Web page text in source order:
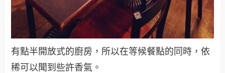
有點半開放式的廚房，所以在等候餐點的同時，依
稀可以聞到些許香氣。